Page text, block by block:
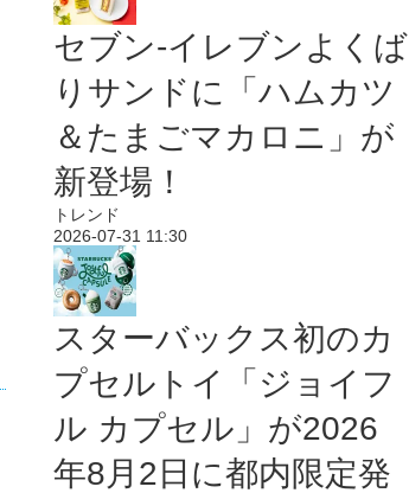
セブン‐イレブンよくば
りサンドに「ハムカツ
＆たまごマカロニ」が
新登場！
トレンド
2026-07-31 11:30
スターバックス初のカ
プセルトイ「ジョイフ
ル カプセル」が2026
年8月2日に都内限定発